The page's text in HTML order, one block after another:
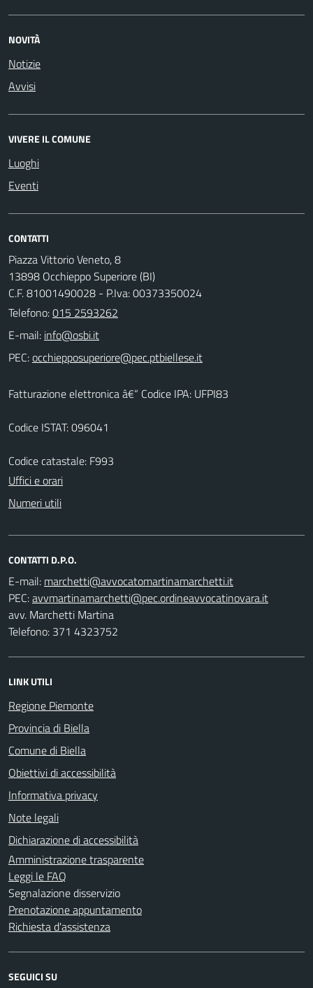
NOVITÀ
Notizie
Avvisi
VIVERE IL COMUNE
Luoghi
Eventi
CONTATTI
Piazza Vittorio Veneto, 8
13898 Occhieppo Superiore (BI)
C.F. 81001490028 - P.Iva: 00373350024
Telefono:015 2593262
E-mail:
PEC:
Fatturazione elettronica â€“ Codice IPA: UFPI83
Codice ISTAT: 096041
Codice catastale: F993
Uffici e orari
Numeri utili
CONTATTI D.P.O.
E-mail:
PEC:
avv. Marchetti Martina
Telefono: 371 4323752
LINK UTILI
Regione Piemonte
Provincia di Biella
Comune di Biella
Obiettivi di accessibilità
Informativa privacy
Note legali
Dichiarazione di accessibilità
Amministrazione trasparente
Leggi le FAQ
Segnalazione disservizio
Prenotazione appuntamento
Richiesta d'assistenza
SEGUICI SU